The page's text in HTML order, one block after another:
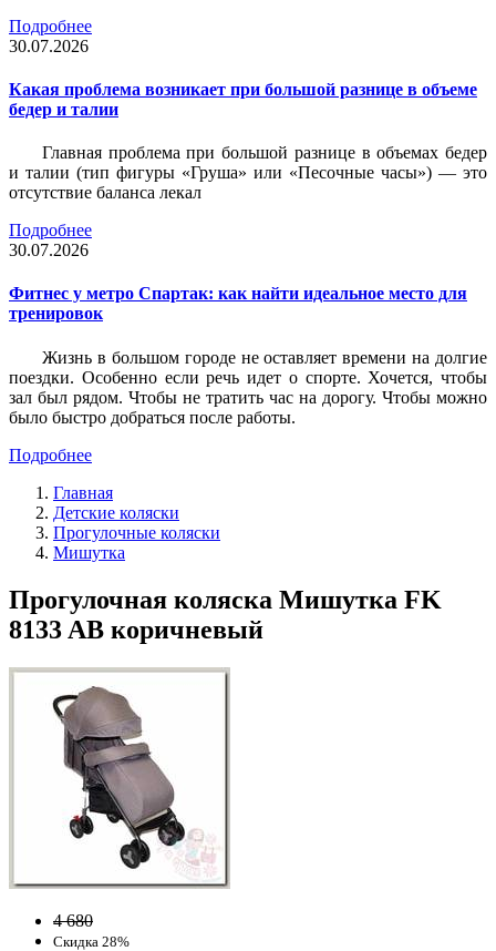
Подробнее
30.07.2026
Какая проблема возникает при большой разнице в объеме
бедер и талии
Главная проблема при большой разнице в объемах бедер
и талии (тип фигуры «Груша» или «Песочные часы») — это
отсутствие баланса лекал
Подробнее
30.07.2026
Фитнес у метро Спартак: как найти идеальное место для
тренировок
Жизнь в большом городе не оставляет времени на долгие
поездки. Особенно если речь идет о спорте. Хочется, чтобы
зал был рядом. Чтобы не тратить час на дорогу. Чтобы можно
было быстро добраться после работы.
Подробнее
Главная
Детские коляски
Прогулочные коляски
Мишутка
Прогулочная коляска Мишутка FK
8133 AB коричневый
4 680
Скидка 28%